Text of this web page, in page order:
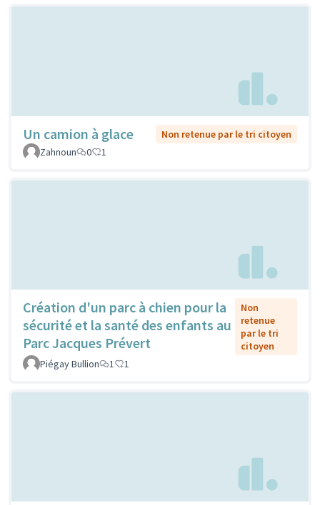
Un camion à glace
Non retenue par le tri citoyen
Zahnoun
0 1
Création d'un parc à chien pour la
sécurité et la santé des enfants au
Parc Jacques Prévert
Non
retenue
par le tri
citoyen
Piégay Bullion
1 1